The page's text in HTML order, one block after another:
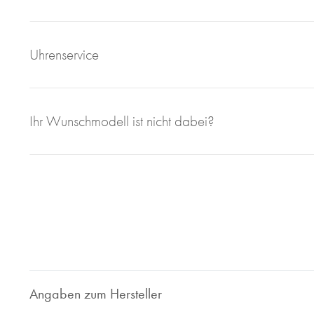
Uhrenservice
Mit großem Engagement, Sachverstand und viel eigener
sorgen wir für einen einwandfreien Uhrenservice bei
Ihr Wunschmodell ist nicht dabei?
Angaben zum Hersteller